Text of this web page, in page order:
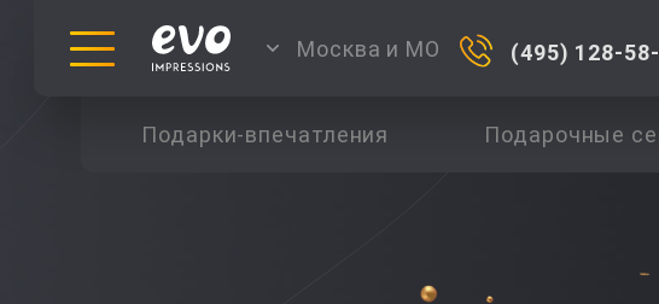
Москва и МО (495) 128-
Подарки-впечатления Подарочные